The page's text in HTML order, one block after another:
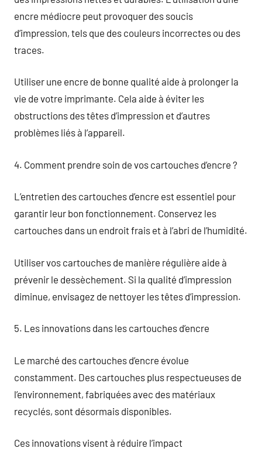
encre médiocre peut provoquer des soucis
d’impression, tels que des couleurs incorrectes ou des
traces.
Utiliser une encre de bonne qualité aide à prolonger la
vie de votre imprimante. Cela aide à éviter les
obstructions des têtes d’impression et d’autres
problèmes liés à l’appareil.
4. Comment prendre soin de vos cartouches d’encre ?
L’entretien des cartouches d’encre est essentiel pour
garantir leur bon fonctionnement. Conservez les
cartouches dans un endroit frais et à l’abri de l’humidité.
Utiliser vos cartouches de manière régulière aide à
prévenir le dessèchement. Si la qualité d’impression
diminue, envisagez de nettoyer les têtes d’impression.
5. Les innovations dans les cartouches d’encre
Le marché des cartouches d’encre évolue
constamment. Des cartouches plus respectueuses de
l’environnement, fabriquées avec des matériaux
recyclés, sont désormais disponibles.
Ces innovations visent à réduire l’impact